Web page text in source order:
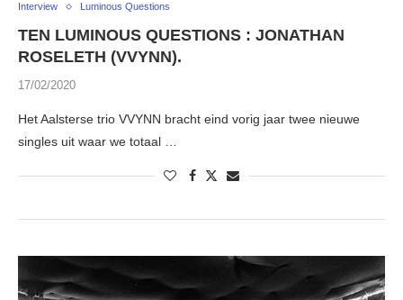
Interview Luminous Questions
TEN LUMINOUS QUESTIONS : JONATHAN
ROSELETH (VVYNN).
17/02/2020
Het Aalsterse trio VVYNN bracht eind vorig jaar twee nieuwe
singles uit waar we totaal …